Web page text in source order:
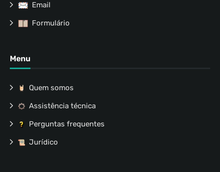
Email
Formulário
Menu
Quem somos
Assistência técnica
Perguntas frequentes
Jurídico